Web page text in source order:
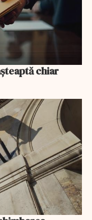
chiar